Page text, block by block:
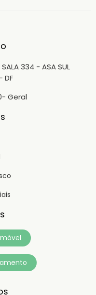
334 - ASA SUL
DF
- Geral